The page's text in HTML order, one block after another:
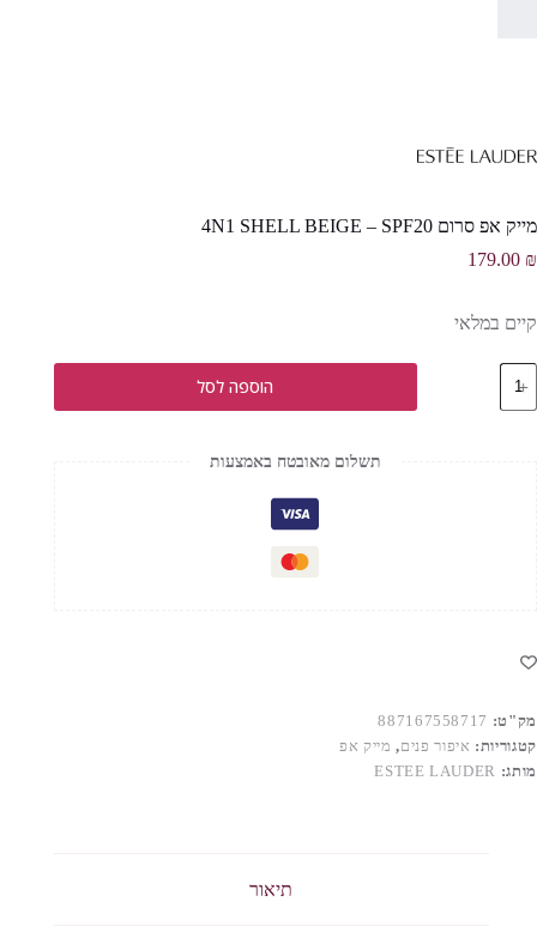
מייק אפ סרום 4N1 SHELL BEIGE – SPF20
179.00 ₪
קיים במלאי
כמות
של
מייק
הוספה לסל
תשלום מאובטח באמצעות
מק"ט: 887167558717
קטגוריות: איפור פנים, מייק אפ
מותג: ESTEE LAUDER
תיאור